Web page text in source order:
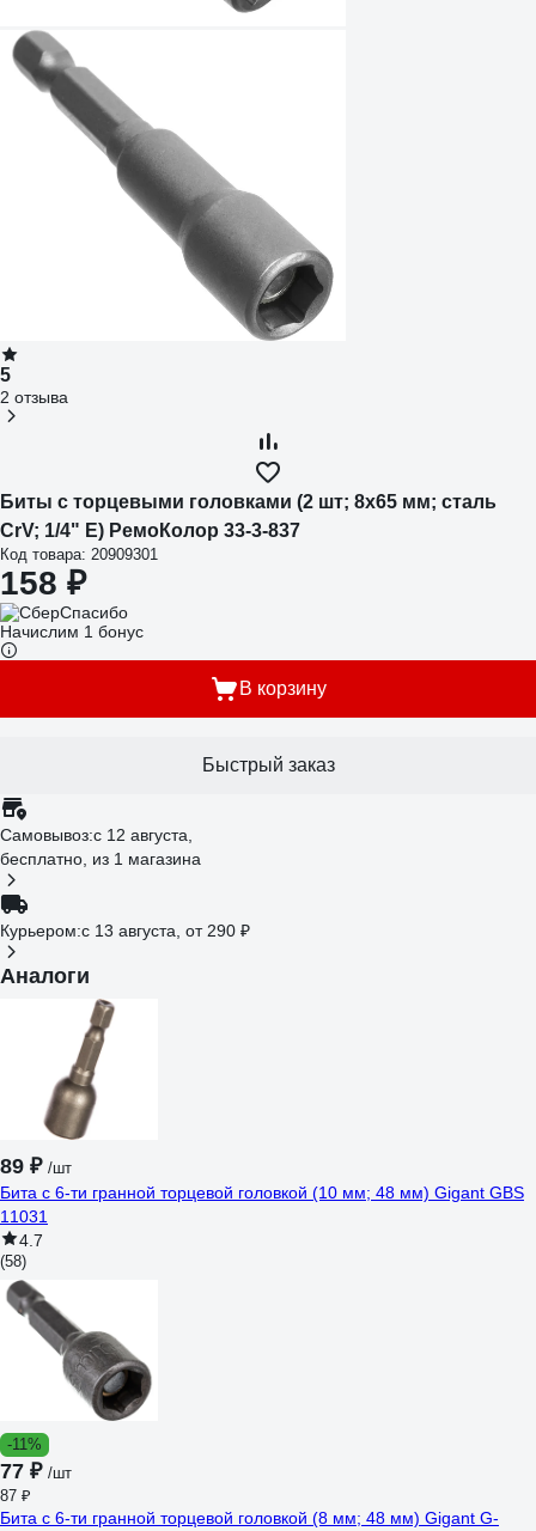
5
2 отзыва
Биты с торцевыми головками (2 шт; 8х65 мм; сталь
CrV; 1/4" Е) РемоКолор 33-3-837
Код товара: 20909301
158 ₽
Начислим 1 бонус
В корзину
Быстрый заказ
Самовывоз:c 12 августа,
бесплатно , из 1 магазина
Курьером:c 13 августа, от 290 ₽
Аналоги
89 ₽ /шт
Бита с 6-ти гранной торцевой головкой (10 мм; 48 мм) Gigant GBS
11031
4.7
(58)
-11%
77 ₽ /шт
87 ₽
Бита с 6-ти гранной торцевой головкой (8 мм; 48 мм) Gigant G-